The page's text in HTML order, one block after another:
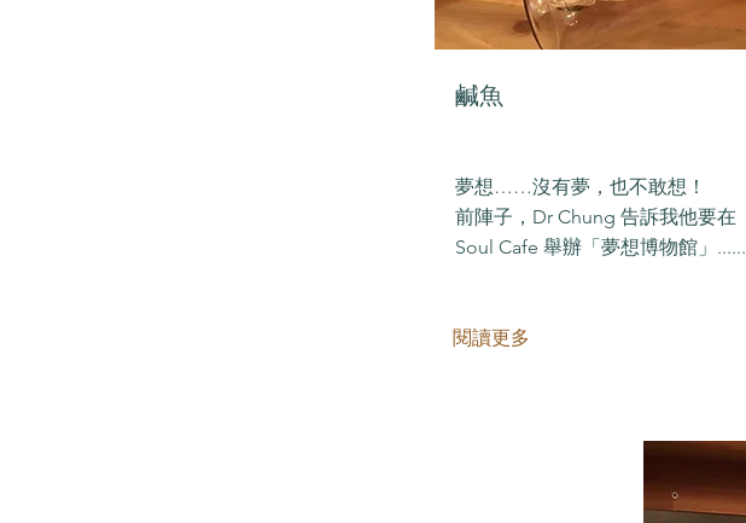
鹹魚
夢想……沒有夢，也不敢想！
前陣子，Dr Chung 告訴我他要在
Soul Cafe 舉辦「夢想博物館」......
閱讀更多